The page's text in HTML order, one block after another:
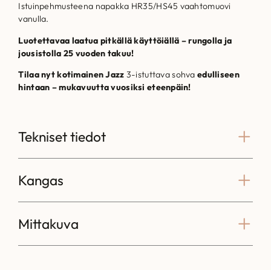
Istuinpehmusteena napakka HR35/HS45 vaahtomuovi
vanulla.
Luotettavaa laatua pitkällä käyttöiällä – rungolla ja
jousistolla 25 vuoden takuu!
Tilaa nyt kotimainen Jazz 3-istuttava sohva edulliseen
hintaan – mukavuutta vuosiksi eteenpäin!
Tekniset tiedot
Kangas
Mittakuva